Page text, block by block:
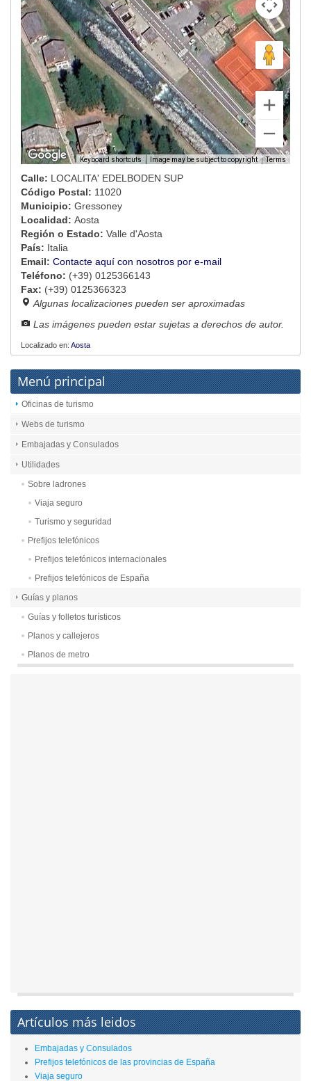
Keyboard shortcuts Image may be subject to copyright Terms
Calle: LOCALITA' EDELBODEN SUP
Código Postal: 11020
Municipio: Gressoney
Localidad: Aosta
Región o Estado: Valle d'Aosta
País: Italia
Email: Contacte aquí con nosotros por e-mail
Teléfono: (+39) 0125366143
Fax: (+39) 0125366323
Algunas localizaciones pueden ser aproximadas
Las imágenes pueden estar sujetas a derechos de autor.
Localizado en: Aosta
Menú principal
Oficinas de turismo
Webs de turismo
Embajadas y Consulados
Utilidades
Sobre ladrones
Viaja seguro
Turismo y seguridad
Prefijos telefónicos
Prefijos telefónicos internacionales
Prefijos telefónicos de España
Guías y planos
Guías y folletos turísticos
Planos y callejeros
Planos de metro
Artículos más leidos
Embajadas y Consulados
Prefijos telefónicos de las provincias de España
Viaja seguro